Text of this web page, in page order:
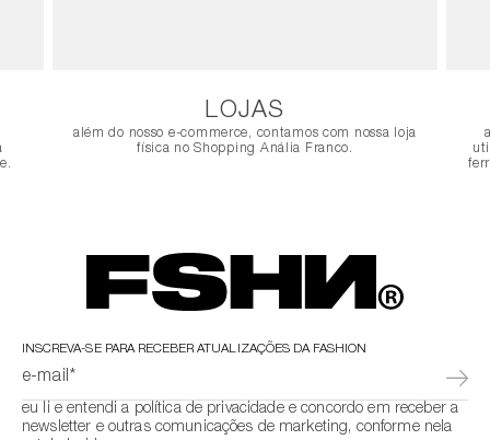
LOJAS
além do nosso e-commerce, contamos com nossa loja
física no Shopping Anália Franco.
INSCREVA-SE PARA RECEBER ATUALIZAÇÕES DA FASHION
e-mail*
eu li e entendi a política de privacidade e concordo em receber a
newsletter e outras comunicações de marketing, conforme nela